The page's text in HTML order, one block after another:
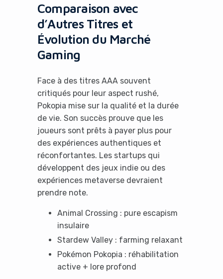
Comparaison avec
d’Autres Titres et
Évolution du Marché
Gaming
Face à des titres AAA souvent
critiqués pour leur aspect rushé,
Pokopia mise sur la qualité et la durée
de vie. Son succès prouve que les
joueurs sont prêts à payer plus pour
des expériences authentiques et
réconfortantes. Les startups qui
développent des jeux indie ou des
expériences metaverse devraient
prendre note.
Animal Crossing : pure escapism
insulaire
Stardew Valley : farming relaxant
Pokémon Pokopia : réhabilitation
active + lore profond